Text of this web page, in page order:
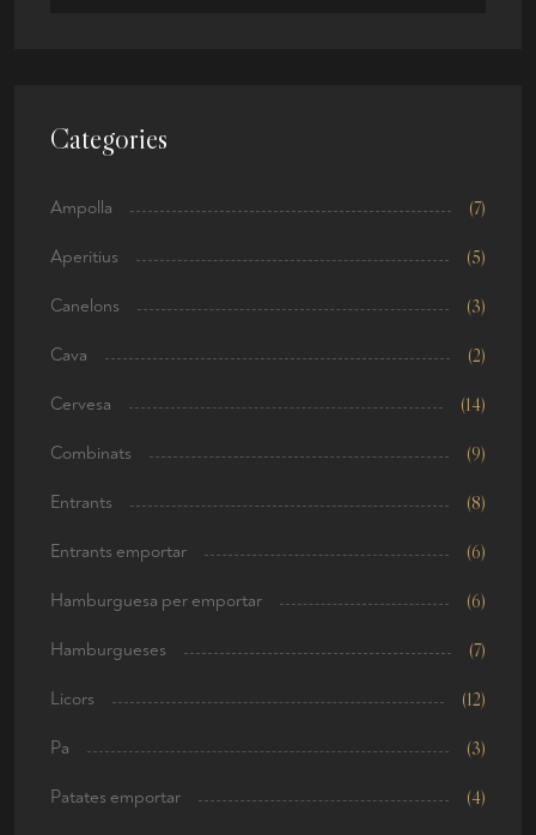
Categories
Ampolla (7)
Aperitius (5)
Canelons (3)
Cava (2)
Cervesa (14)
Combinats (9)
Entrants (8)
Entrants emportar (6)
Hamburguesa per emportar (6)
Hamburgueses (7)
Licors (12)
Pa (3)
Patates emportar (4)